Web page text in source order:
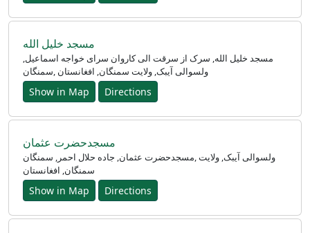
مسجد خلیل الله
مسجد خلیل الله, سرک از سرقت الی کاروان سرای خواجه اسماعیل,
سمنگان‎, ولسوالی آیبک, ولایت سمنگان, افغانستان
Show in Map Directions
مسجدحضرت عثمان
مسجدحضرت عثمان, جاده حلال احمر, سمنگان‎, ولسوالی آیبک, ولایت
سمنگان, افغانستان
Show in Map Directions